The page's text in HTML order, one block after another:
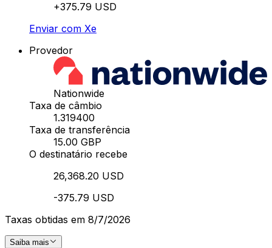
+375.79 USD
Enviar com Xe
Provedor
Nationwide
Taxa de câmbio
1.319400
Taxa de transferência
15.00 GBP
O destinatário recebe
26,368.20 USD
-375.79 USD
Taxas obtidas em 8/7/2026
Saiba mais